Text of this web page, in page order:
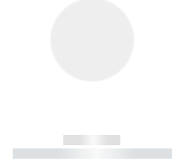
------------
----------- ----------- ----------